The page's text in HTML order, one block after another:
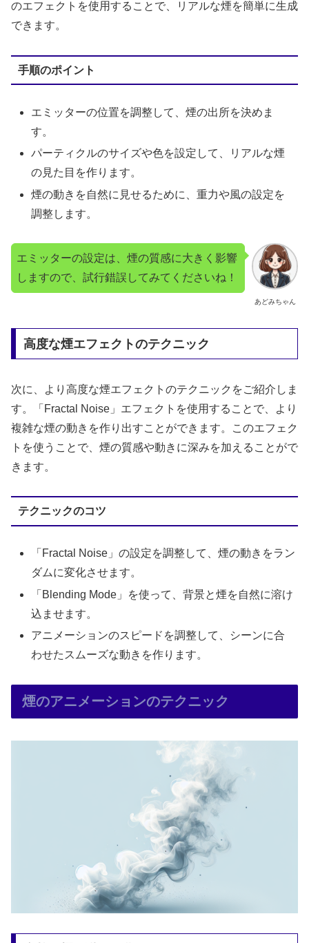
のエフェクトを使用することで、リアルな煙を簡単に生成
できます。
手順のポイント
エミッターの位置を調整して、煙の出所を決めま
す。
パーティクルのサイズや色を設定して、リアルな煙
の見た目を作ります。
煙の動きを自然に見せるために、重力や風の設定を
調整します。
あどみちゃん
エミッターの設定は、煙の質感に大きく影響
しますので、試行錯誤してみてくださいね！
高度な煙エフェクトのテクニック
次に、より高度な煙エフェクトのテクニックをご紹介しま
す。「Fractal Noise」エフェクトを使用することで、より
複雑な煙の動きを作り出すことができます。このエフェク
トを使うことで、煙の質感や動きに深みを加えることがで
きます。
テクニックのコツ
「Fractal Noise」の設定を調整して、煙の動きをラン
ダムに変化させます。
「Blending Mode」を使って、背景と煙を自然に溶け
込ませます。
アニメーションのスピードを調整して、シーンに合
わせたスムーズな動きを作ります。
煙のアニメーションのテクニック